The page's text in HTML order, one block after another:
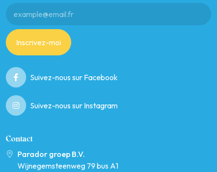
Inscrivez-moi
Suivez-nous sur Facebook
Suivez-nous sur Instagram
Contact
Parador groep B.V.
Wijnegemsteenweg 79 bus A1